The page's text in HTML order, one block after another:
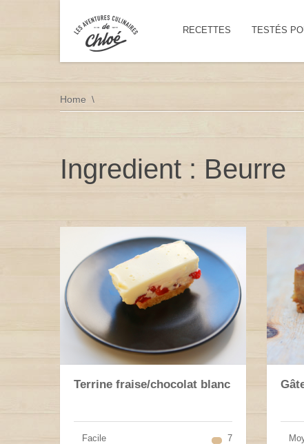
RECETTES TESTÉS
Home
Ingredient : Beurre
Terrine fraise/chocolat blanc
Facile 7